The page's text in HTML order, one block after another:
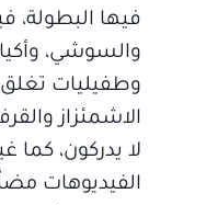
فيها البطولة،
والسوشي،
وطفيليات تغلق
الاشمئزاز
لا يدركون،
الفيديوهات